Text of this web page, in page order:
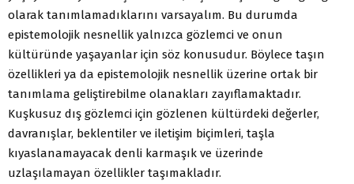
olarak tanımlamadıklarını varsayalım. Bu durumda
epistemolojik nesnellik yalnızca gözlemci ve onun
kültüründe yaşayanlar için söz konusudur. Böylece taşın
özellikleri ya da epistemolojik nesnellik üzerine ortak bir
tanımlama geliştirebilme olanakları zayıflamaktadır.
Kuşkusuz dış gözlemci için gözlenen kültürdeki değerler,
davranışlar, beklentiler ve iletişim biçimleri, taşla
kıyaslanamayacak denli karmaşık ve üzerinde
uzlaşılamayan özellikler taşımakladır.